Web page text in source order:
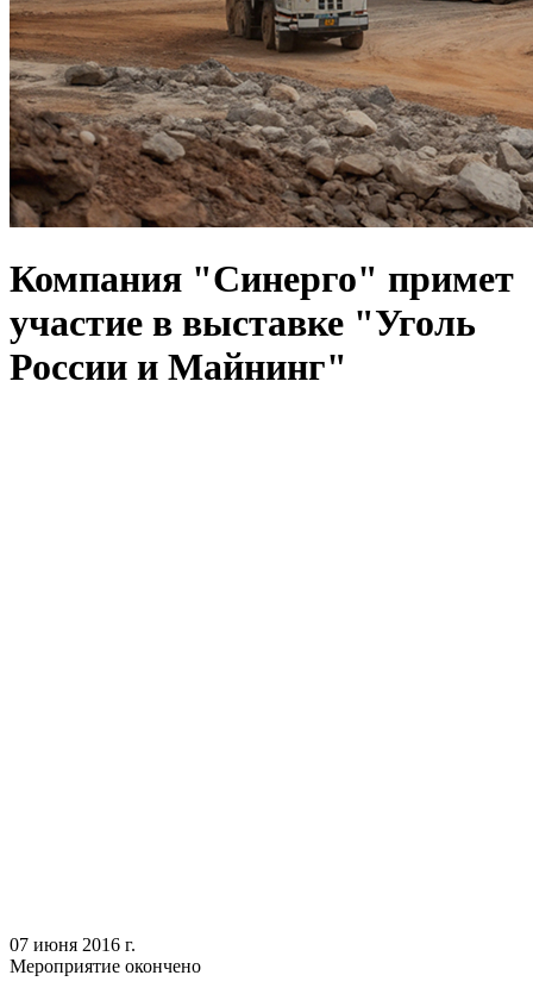
Компания "Синерго" примет
участие в выставке "Уголь
России и Майнинг"
07 июня 2016 г.
Мероприятие окончено